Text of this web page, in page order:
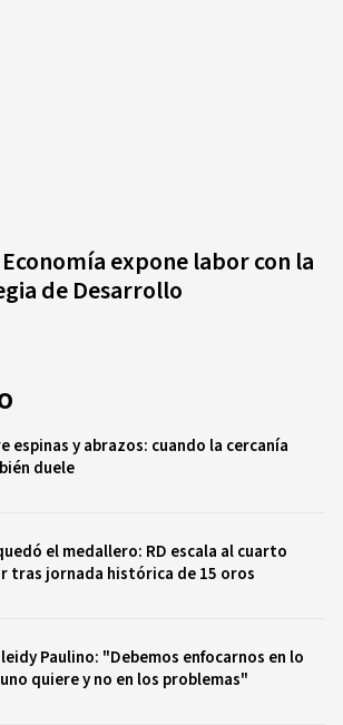
expone labor con la
de Desarrollo
espinas y abrazos: cuando la cercanía
duele
el medallero: RD escala al cuarto
tras jornada histórica de 15 oros
Paulino: "Debemos enfocarnos en lo
quiere y no en los problemas"